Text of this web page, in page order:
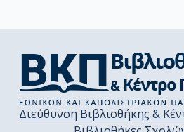
Διεύθυνση Βιβλιοθήκης &